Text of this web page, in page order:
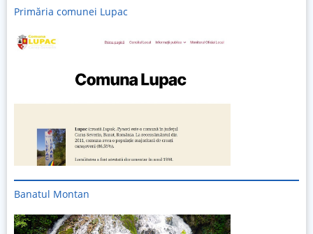
Primăria comunei Lupac
Banatul Montan